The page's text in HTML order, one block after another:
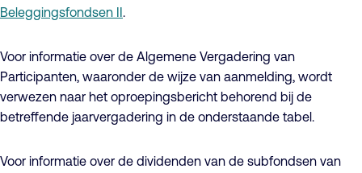
Beleggingsfondsen II.
Voor informatie over de Algemene Vergadering van
Participanten, waaronder de wijze van aanmelding, wordt
verwezen naar het oproepingsbericht behorend bij de
betreffende jaarvergadering in de onderstaande tabel.
Voor informatie over de dividenden van de subfondsen van